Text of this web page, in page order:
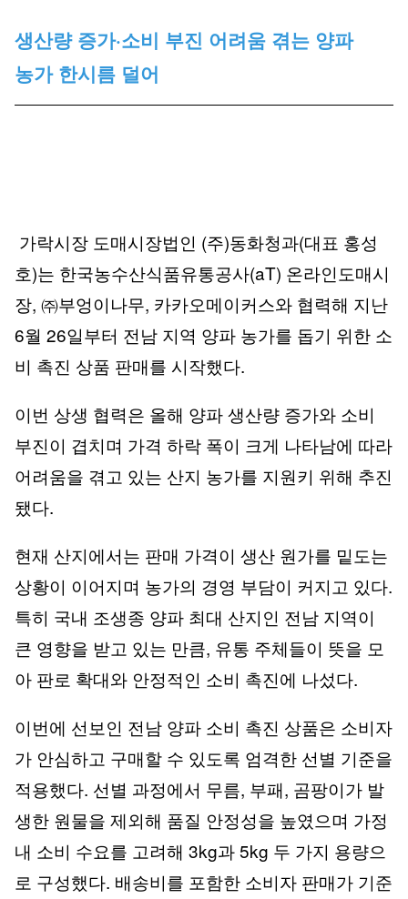
생산량 증가·소비 부진 어려움 겪는 양파
농가 한시름 덜어
가락시장 도매시장법인 (주)동화청과(대표 홍성
호)는 한국농수산식품유통공사(aT) 온라인도매시
장, ㈜부엉이나무, 카카오메이커스와 협력해 지난
6월 26일부터 전남 지역 양파 농가를 돕기 위한 소
비 촉진 상품 판매를 시작했다.
이번 상생 협력은 올해 양파 생산량 증가와 소비
부진이 겹치며 가격 하락 폭이 크게 나타남에 따라
어려움을 겪고 있는 산지 농가를 지원키 위해 추진
됐다.
현재 산지에서는 판매 가격이 생산 원가를 밑도는
상황이 이어지며 농가의 경영 부담이 커지고 있다.
특히 국내 조생종 양파 최대 산지인 전남 지역이
큰 영향을 받고 있는 만큼, 유통 주체들이 뜻을 모
아 판로 확대와 안정적인 소비 촉진에 나섰다.
이번에 선보인 전남 양파 소비 촉진 상품은 소비자
가 안심하고 구매할 수 있도록 엄격한 선별 기준을
적용했다. 선별 과정에서 무름, 부패, 곰팡이가 발
생한 원물을 제외해 품질 안정성을 높였으며 가정
내 소비 수요를 고려해 3kg과 5kg 두 가지 용량으
로 구성했다. 배송비를 포함한 소비자 판매가 기준